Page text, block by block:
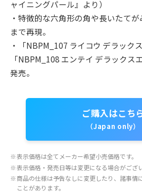
ャイニングパール』より）
・特徴的な六角形の角や長いたて
まで再現。
・「NBPM_107 ライコウ デラック
「NBPM_108 エンテイ デラックス
発売。
ご購入はこち
（Japan only）
※表示価格は全てメーカー希望小売価格です。
※表示価格・発売日等は変更になる場合がござい
※商品の仕様は予告なしに変更したり、諸事情
ことがあります。